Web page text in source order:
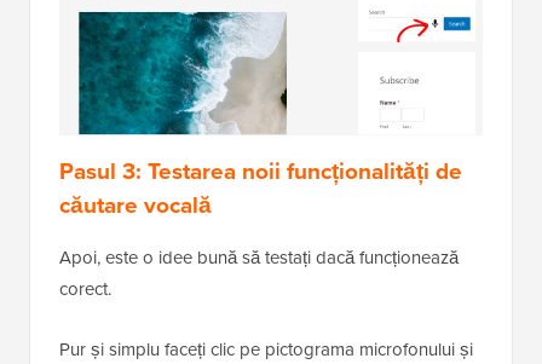
Pasul 3: Testarea noii funcționalități de
căutare vocală
Apoi, este o idee bună să testați dacă funcționează
corect.
Pur și simplu faceți clic pe pictograma microfonului și